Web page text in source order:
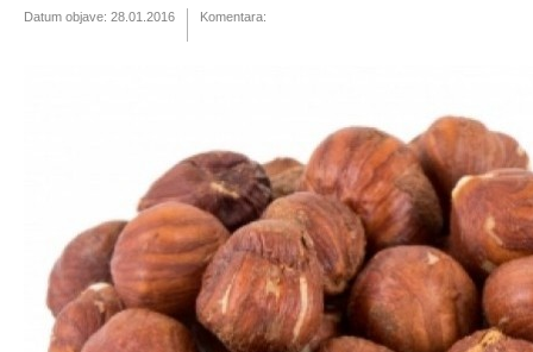
Datum objave: 28.01.2016 Komentara: